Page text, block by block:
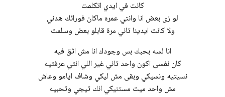
كانت في ايدي اتكلمت
لو زى بعض انا وانتي عمره ماكان فورائك هدني
ولا كانت ايدينا تاني مرة قابلو بعض وسلمت
انا لسه بحبك بس وجودك انا مش اثق فيه
كان نفسى اكون واحد تاني غير اللي انتي عرفتيه
نسيتيه ونسيكي وبقى مش ليكي وشاف ايامو وعاش
مش واحد ميت مستنيكي انك تيجي وتحبيه